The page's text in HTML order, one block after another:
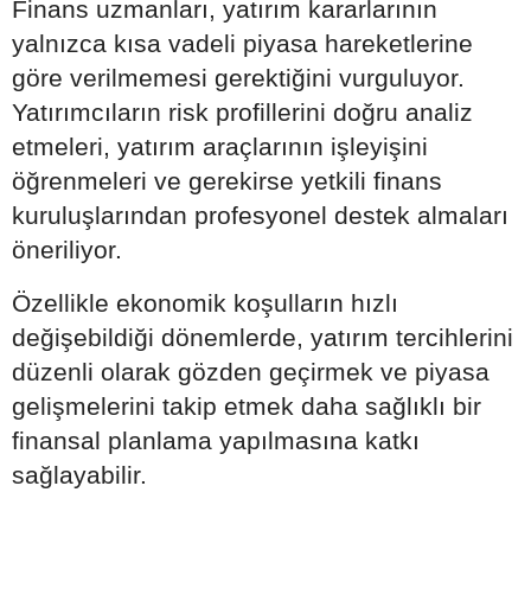
Finans uzmanları, yatırım kararlarının
yalnızca kısa vadeli piyasa hareketlerine
göre verilmemesi gerektiğini vurguluyor.
Yatırımcıların risk profillerini doğru analiz
etmeleri, yatırım araçlarının işleyişini
öğrenmeleri ve gerekirse yetkili finans
kuruluşlarından profesyonel destek almaları
öneriliyor.
Özellikle ekonomik koşulların hızlı
değişebildiği dönemlerde, yatırım tercihlerini
düzenli olarak gözden geçirmek ve piyasa
gelişmelerini takip etmek daha sağlıklı bir
finansal planlama yapılmasına katkı
sağlayabilir.